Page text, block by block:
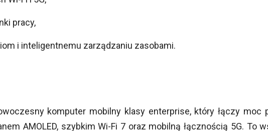
pracy,
i inteligentnemu zarządzaniu zasobami.
komputer mobilny klasy enterprise, który łączy moc
AMOLED, szybkim Wi-Fi 7 oraz mobilną łącznością 5G. To